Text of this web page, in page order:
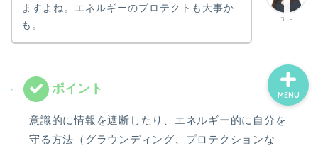
ユキ
ますよね。エネルギーのプロテクトも大事か
も。
意識的に情報を遮断したり、エネルギー的に自分を
守る方法（グラウンディング、プロテクションな
MENU